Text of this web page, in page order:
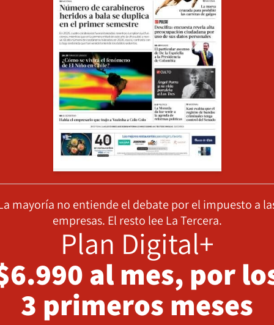
mayoría no entiende el debate por el impuesto a
empresas. El resto lee La Tercera.
Plan Digital+
al mes, por
3 primeros meses